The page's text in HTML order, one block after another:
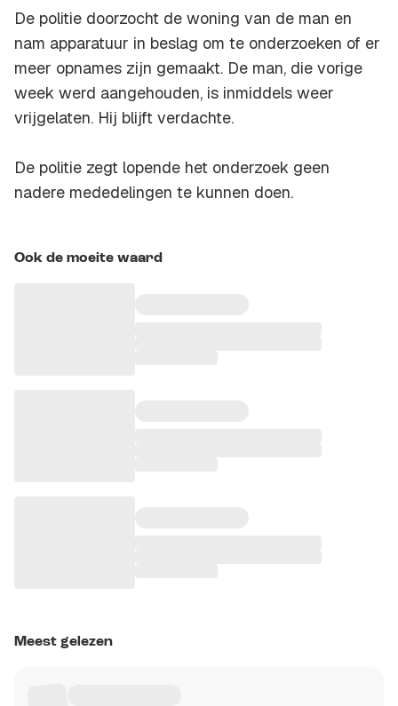
De politie doorzocht de woning van de man en
nam apparatuur in beslag om te onderzoeken of er
meer opnames zijn gemaakt. De man, die vorige
week werd aangehouden, is inmiddels weer
vrijgelaten. Hij blijft verdachte.
De politie zegt lopende het onderzoek geen
nadere mededelingen te kunnen doen.
Ook de moeite waard
Meest gelezen